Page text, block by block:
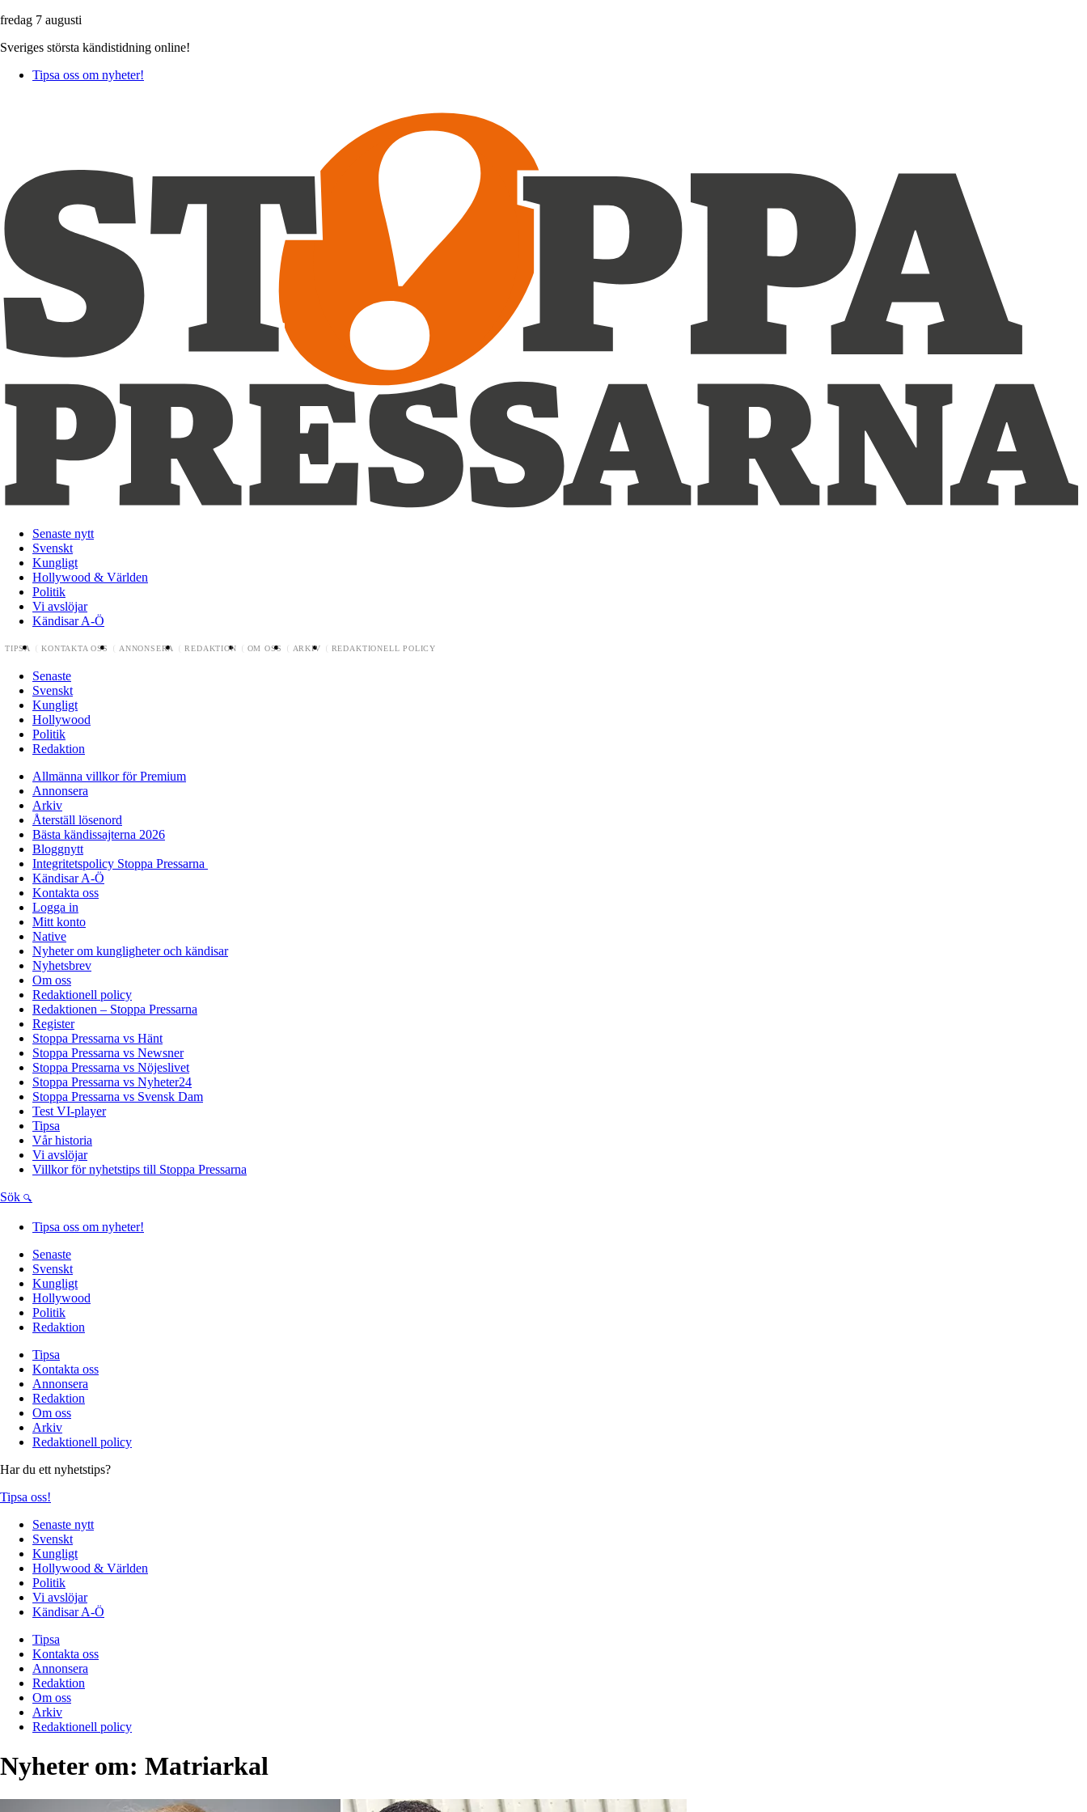
fredag 7 augusti
Sveriges största kändistidning online!
Tipsa oss om nyheter!
Senaste nytt
Svenskt
Kungligt
Hollywood & Världen
Politik
Vi avslöjar
Kändisar A-Ö
TIPSA KONTAKTA OSS ANNONSERA REDAKTION OM OSS ARKIV REDAKTIONELL POLICY
Senaste
Svenskt
Kungligt
Hollywood
Politik
Redaktion
Allmänna villkor för Premium
Annonsera
Arkiv
Återställ lösenord
Bästa kändissajterna 2026
Bloggnytt
Integritetspolicy Stoppa Pressarna
Kändisar A-Ö
Kontakta oss
Logga in
Mitt konto
Native
Nyheter om kungligheter och kändisar
Nyhetsbrev
Om oss
Redaktionell policy
Redaktionen – Stoppa Pressarna
Register
Stoppa Pressarna vs Hänt
Stoppa Pressarna vs Newsner
Stoppa Pressarna vs Nöjeslivet
Stoppa Pressarna vs Nyheter24
Stoppa Pressarna vs Svensk Dam
Test VI-player
Tipsa
Vår historia
Vi avslöjar
Villkor för nyhetstips till Stoppa Pressarna
Sök
Tipsa oss om nyheter!
Senaste
Svenskt
Kungligt
Hollywood
Politik
Redaktion
Tipsa
Kontakta oss
Annonsera
Redaktion
Om oss
Arkiv
Redaktionell policy
Har du ett nyhetstips?
Tipsa oss!
Senaste nytt
Svenskt
Kungligt
Hollywood & Världen
Politik
Vi avslöjar
Kändisar A-Ö
Tipsa
Kontakta oss
Annonsera
Redaktion
Om oss
Arkiv
Redaktionell policy
Nyheter om: Matriarkal